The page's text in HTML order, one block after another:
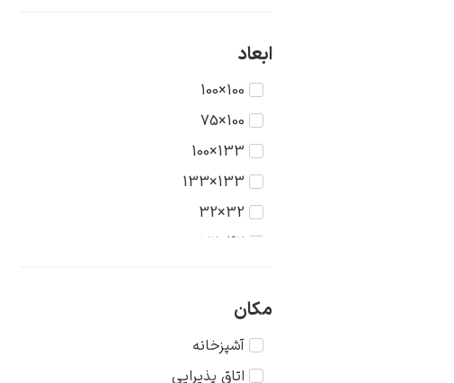
حیوانات
دریا
دورنما
دوشیزگان
رنگ‌ها
روستا
سکون
عشق
غرب وحشی
ابعاد
100×100
100×75
133×100
133×133
32×32
42×32
56×42
56×56
75×56
مکان
آشپزخانه
اتاق پذیرایی